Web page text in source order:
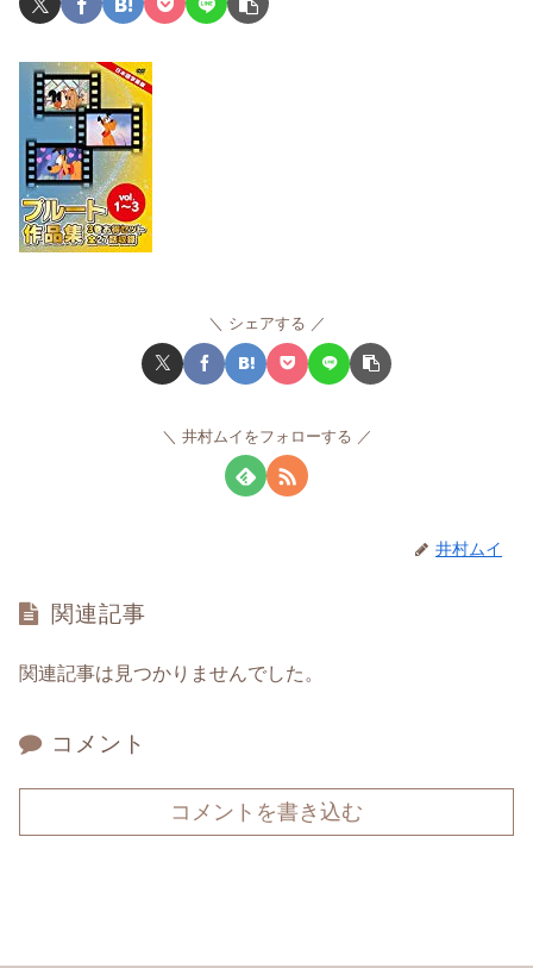
シェアする
井村ムイをフォローする
井村ムイ
関連記事
関連記事は見つかりませんでした。
コメント
コメントを書き込む